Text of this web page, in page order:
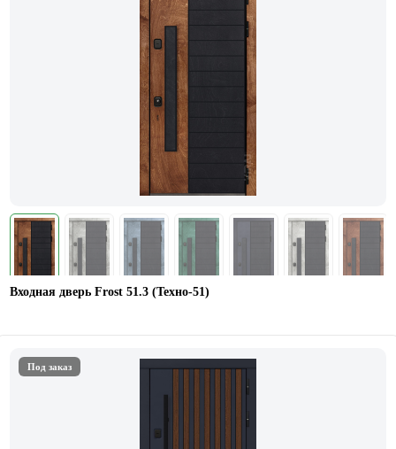
Входная дверь Frost 51.3 (Техно-51)
Под заказ